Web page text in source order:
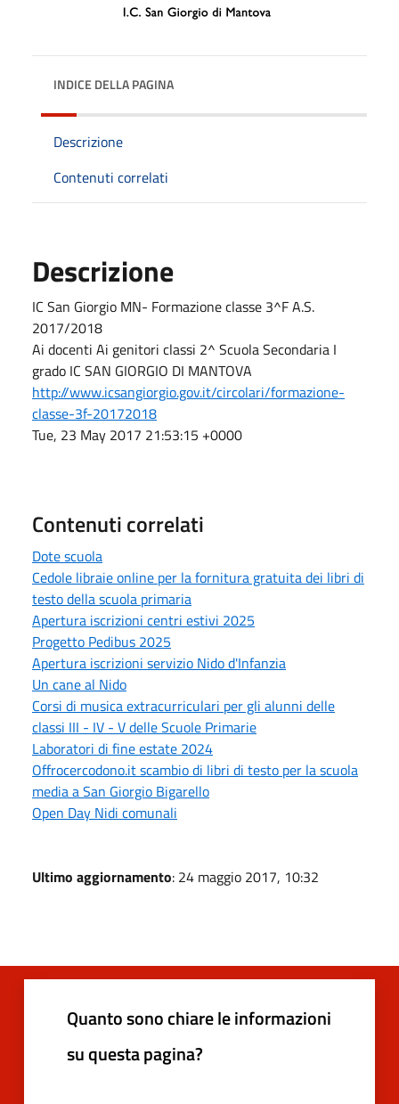
INDICE DELLA PAGINA
Descrizione
Contenuti correlati
Descrizione
IC San Giorgio MN- Formazione classe 3^F A.S.
2017/2018
Ai docenti Ai genitori classi 2^ Scuola Secondaria I
grado IC SAN GIORGIO DI MANTOVA
http://www.icsangiorgio.gov.it/circolari/formazione-
classe-3f-20172018
Tue, 23 May 2017 21:53:15 +0000
Contenuti correlati
Dote scuola
Cedole libraie online per la fornitura gratuita dei libri di
testo della scuola primaria
Apertura iscrizioni centri estivi 2025
Progetto Pedibus 2025
Apertura iscrizioni servizio Nido d'Infanzia
Un cane al Nido
Corsi di musica extracurriculari per gli alunni delle
classi III - IV - V delle Scuole Primarie
Laboratori di fine estate 2024
Offrocercodono.it scambio di libri di testo per la scuola
media a San Giorgio Bigarello
Open Day Nidi comunali
Ultimo aggiornamento: 24 maggio 2017, 10:32
Quanto sono chiare le informazioni
su questa pagina?